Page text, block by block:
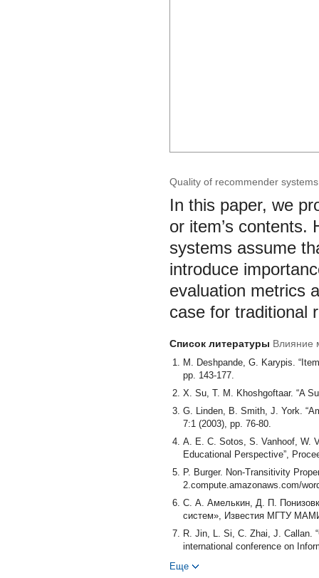
Quality of recommender
In this paper, we
or item’s contents.
systems assume
introduce
evaluation metrics
case for traditional
Список литературы Влияние
M. Deshpande, G. Karypis.
pp. 143-177.
X. Su, T. M. Khoshgoftaar. “A
G. Linden, B. Smith, J. York.
7:1 (2003), pp. 76-80.
A. E. C. Sotos, S. Vanhoof, W.
Educational Perspective”,
P. Burger. Non-Transitivity
2.compute.amazonaws.com/
С. А. Амелькин, Д. П.
систем», Известия МГТУ
R. Jin, L. Si, C. Zhai, J. Callan.
international conference on
Еще